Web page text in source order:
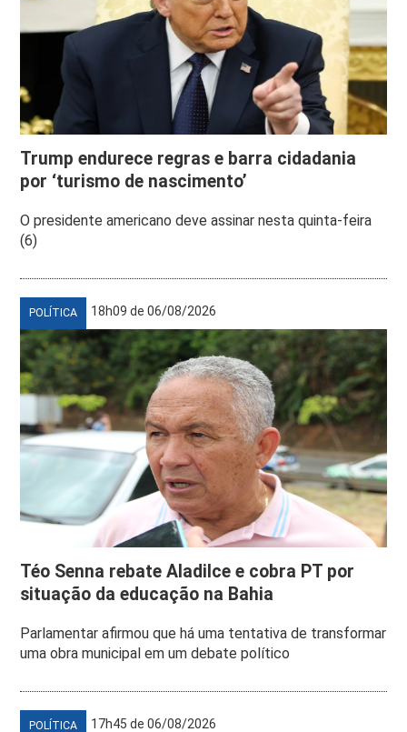
Trump endurece regras e barra cidadania
por ‘turismo de nascimento’
O presidente americano deve assinar nesta quinta-feira
(6)
POLÍTICA 18h09 de 06/08/2026
Téo Senna rebate Aladilce e cobra PT por
situação da educação na Bahia
Parlamentar afirmou que há uma tentativa de transformar
uma obra municipal em um debate político
POLÍTICA 17h45 de 06/08/2026